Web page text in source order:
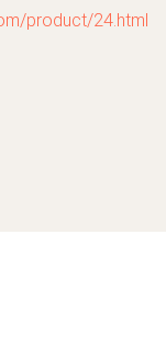
product/24.html